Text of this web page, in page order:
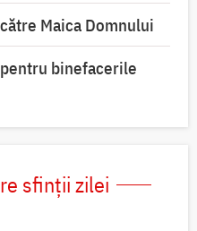
Maica Domnului
binefacerile
sfinții zilei